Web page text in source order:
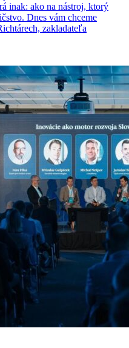
inak: ako na nástroj, ktorý
Dnes vám chceme
zakladateľa